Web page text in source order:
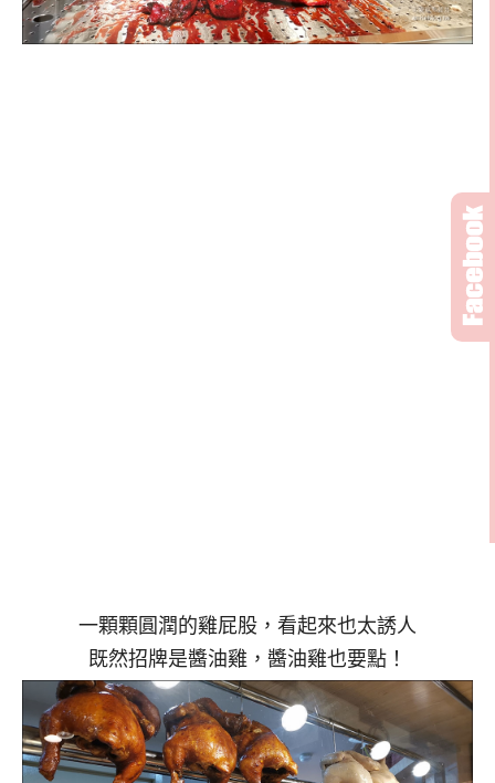
一顆顆圓潤的雞屁股，看起來也太誘人
既然招牌是醬油雞，醬油雞也要點！